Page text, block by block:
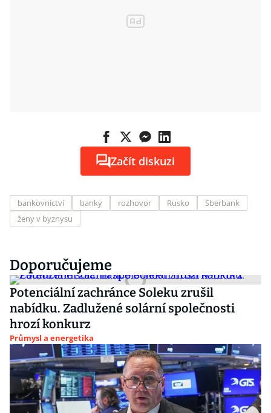
Začít diskuzi
bankovnictví banky rozhovor Rusko
Sberbank
ženy v byznysu
Doporučujeme
Potenciální zachránce Soleku zrušil
nabídku. Zadlužené solární společnosti
hrozí konkurz
Průmysl a energetika